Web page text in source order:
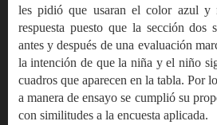
les pidió que usaran el color azul y
respuesta puesto que la sección dos
antes y después de una evaluación
la intención de que la niña y el niño
cuadros que aparecen en la tabla. Por
a manera de ensayo se cumplió su
con similitudes a la encuesta aplicada.